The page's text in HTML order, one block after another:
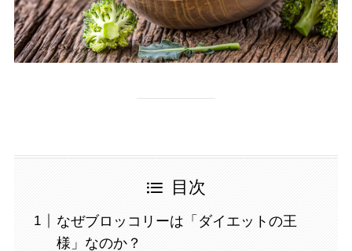
目次
なぜブロッコリーは「ダイエットの王
様」なのか？